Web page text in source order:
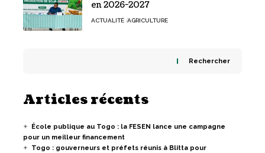
en 2026-2027
ACTUALITÉ AGRICULTURE
Rechercher
Articles récents
École publique au Togo : la FESEN lance une campagne
pour un meilleur financement
Togo : gouverneurs et préfets réunis à Blitta pour